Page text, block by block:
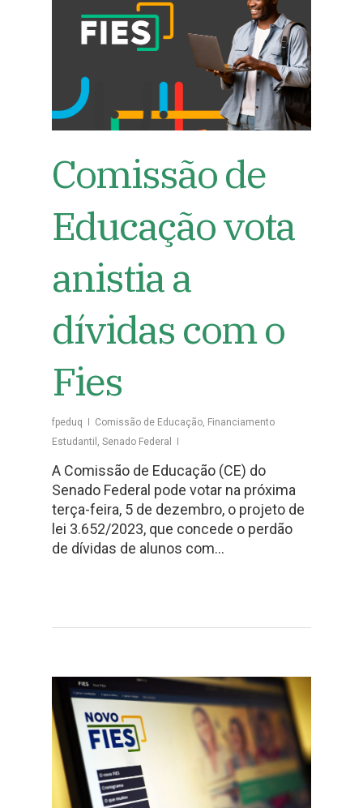
Comissão de
Educação vota
anistia a
dívidas com o
Fies
fpeduq Comissão de Educação, Financiamento
Estudantil , Senado Federal
A Comissão de Educação (CE) do
Senado Federal pode votar na próxima
terça-feira, 5 de dezembro, o projeto de
lei 3.652/2023, que concede o perdão
de dívidas de alunos com…